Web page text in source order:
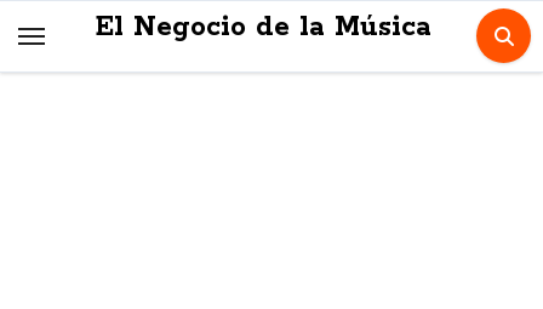
El Negocio de la Música